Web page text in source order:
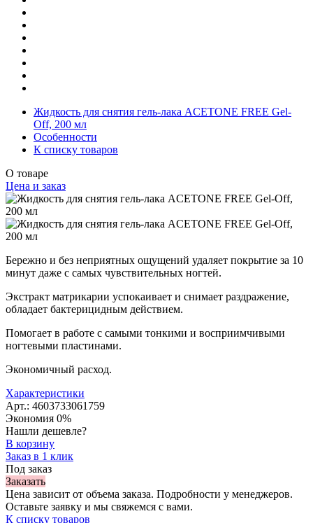
Жидкость для снятия гель-лака ACETONE FREE Gel-
Off, 200 мл
Особенности
К списку товаров
О товаре
Цена и заказ
Бережно и без неприятных ощущений удаляет покрытие за 10
минут даже с самых чувствительных ногтей.
Экстракт матрикарии успокаивает и снимает раздражение,
обладает бактерицидным действием.
Помогает в работе с самыми тонкими и восприимчивыми
ногтевыми пластинами.
Экономичный расход.
Характеристики
Арт.: 4603733061759
Экономия 0%
Нашли дешевле?
В корзину
Заказ в 1 клик
Под заказ
Заказать
Цена зависит от объема заказа. Подробности у менеджеров.
Оставьте заявку и мы свяжемся с вами.
К списку товаров